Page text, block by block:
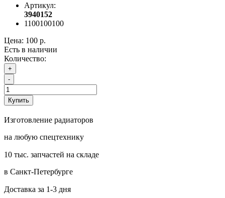
Артикул:
3940152
1100100100
Цена: 100 р.
Есть в наличии
Количество:
+
-
Купить
Изготовление радиаторов
на любую спецтехнику
10 тыс. запчастей на складе
в Санкт-Петербурге
Доставка за 1-3 дня